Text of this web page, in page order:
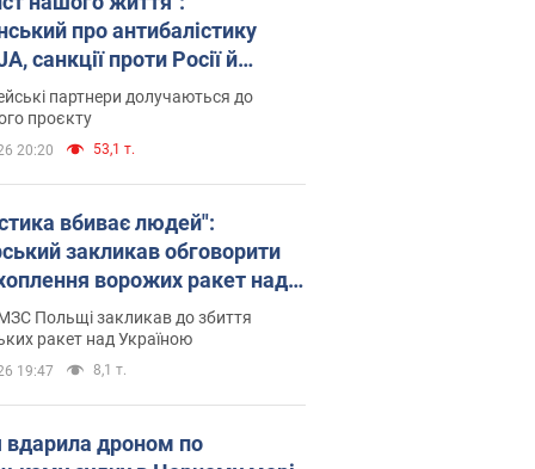
про антибалістику
санкції проти Росії й
аграріїв. Відео
партнери долучаються до
проєкту
20:20 53,1 т.
вбиває людей":
закликав обговорити
ворожих ракет над
Польщі закликав до збиття
ракет над Україною
19:47 8,1 т.
вдарила дроном по